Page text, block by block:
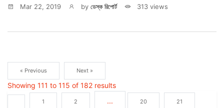
Mar 22, 2019 by ডেস্ক রিপোর্ট 313 views
« Previous Next »
Showing 111 to 115 of 182 results
1 2 ... 20 21